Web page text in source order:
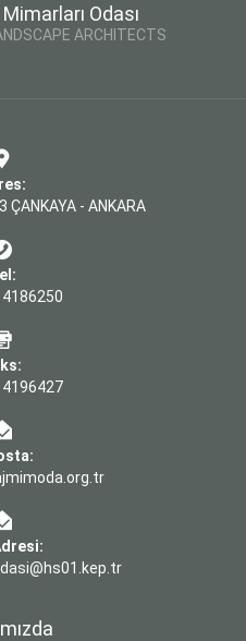
Odası
ARCHITECTS
ÇANKAYA - ANKARA